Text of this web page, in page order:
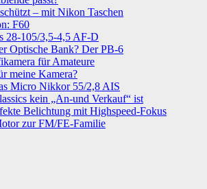
– mit Nikon Taschen
F60
28-105/3,5-4,5 AF-D
Optische Bank? Der PB-6
für Amateure
meine Kamera?
Micro Nikkor 55/2,8 AIS
kein „An-und Verkauf“ ist
Belichtung mit Highspeed-Fokus
zur FM/FE-Familie